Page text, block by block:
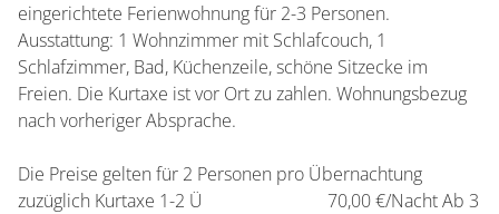
eingerichtete Ferienwohnung für 2-3 Personen.
Ausstattung: 1 Wohnzimmer mit Schlafcouch, 1
Schlafzimmer, Bad, Küchenzeile, schöne Sitzecke im
Freien. Die Kurtaxe ist vor Ort zu zahlen. Wohnungsbezug
nach vorheriger Absprache.
Die Preise gelten für 2 Personen pro Übernachtung
zuzüglich Kurtaxe 1-2 Ü 70,00 €/Nacht Ab 3